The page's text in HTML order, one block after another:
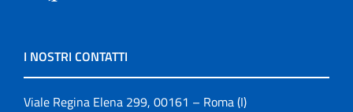
I NOSTRI CONTATTI
Viale Regina Elena 299, 00161 – Roma (I)